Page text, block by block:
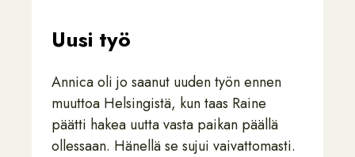
Uusi työ
Annica oli jo saanut uuden työn ennen
muuttoa Helsingistä, kun taas Raine
päätti hakea uutta vasta paikan päällä
ollessaan. Hänellä se sujui vaivattomasti.